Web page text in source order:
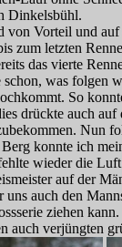
Dinkelsbühl.
von Vorteil und
zum letzten
das vierte
was folgen
So
drückte auch
Nun
konnte ich
wieder die
auf der
auch den
ziehen
auch verjüngten